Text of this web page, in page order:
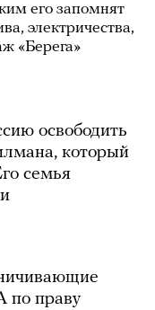
его запомнят
электричества,
«Берега»
освободить
который
семья
по праву